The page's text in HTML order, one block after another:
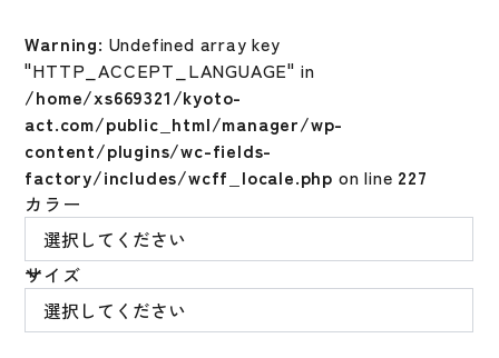
Warning: Undefined array key
"HTTP_ACCEPT_LANGUAGE" in
/home/xs669321/kyoto-
act.com/public_html/manager/wp-
content/plugins/wc-fields-
factory/includes/wcff_locale.php on line 227
カラー
サイズ